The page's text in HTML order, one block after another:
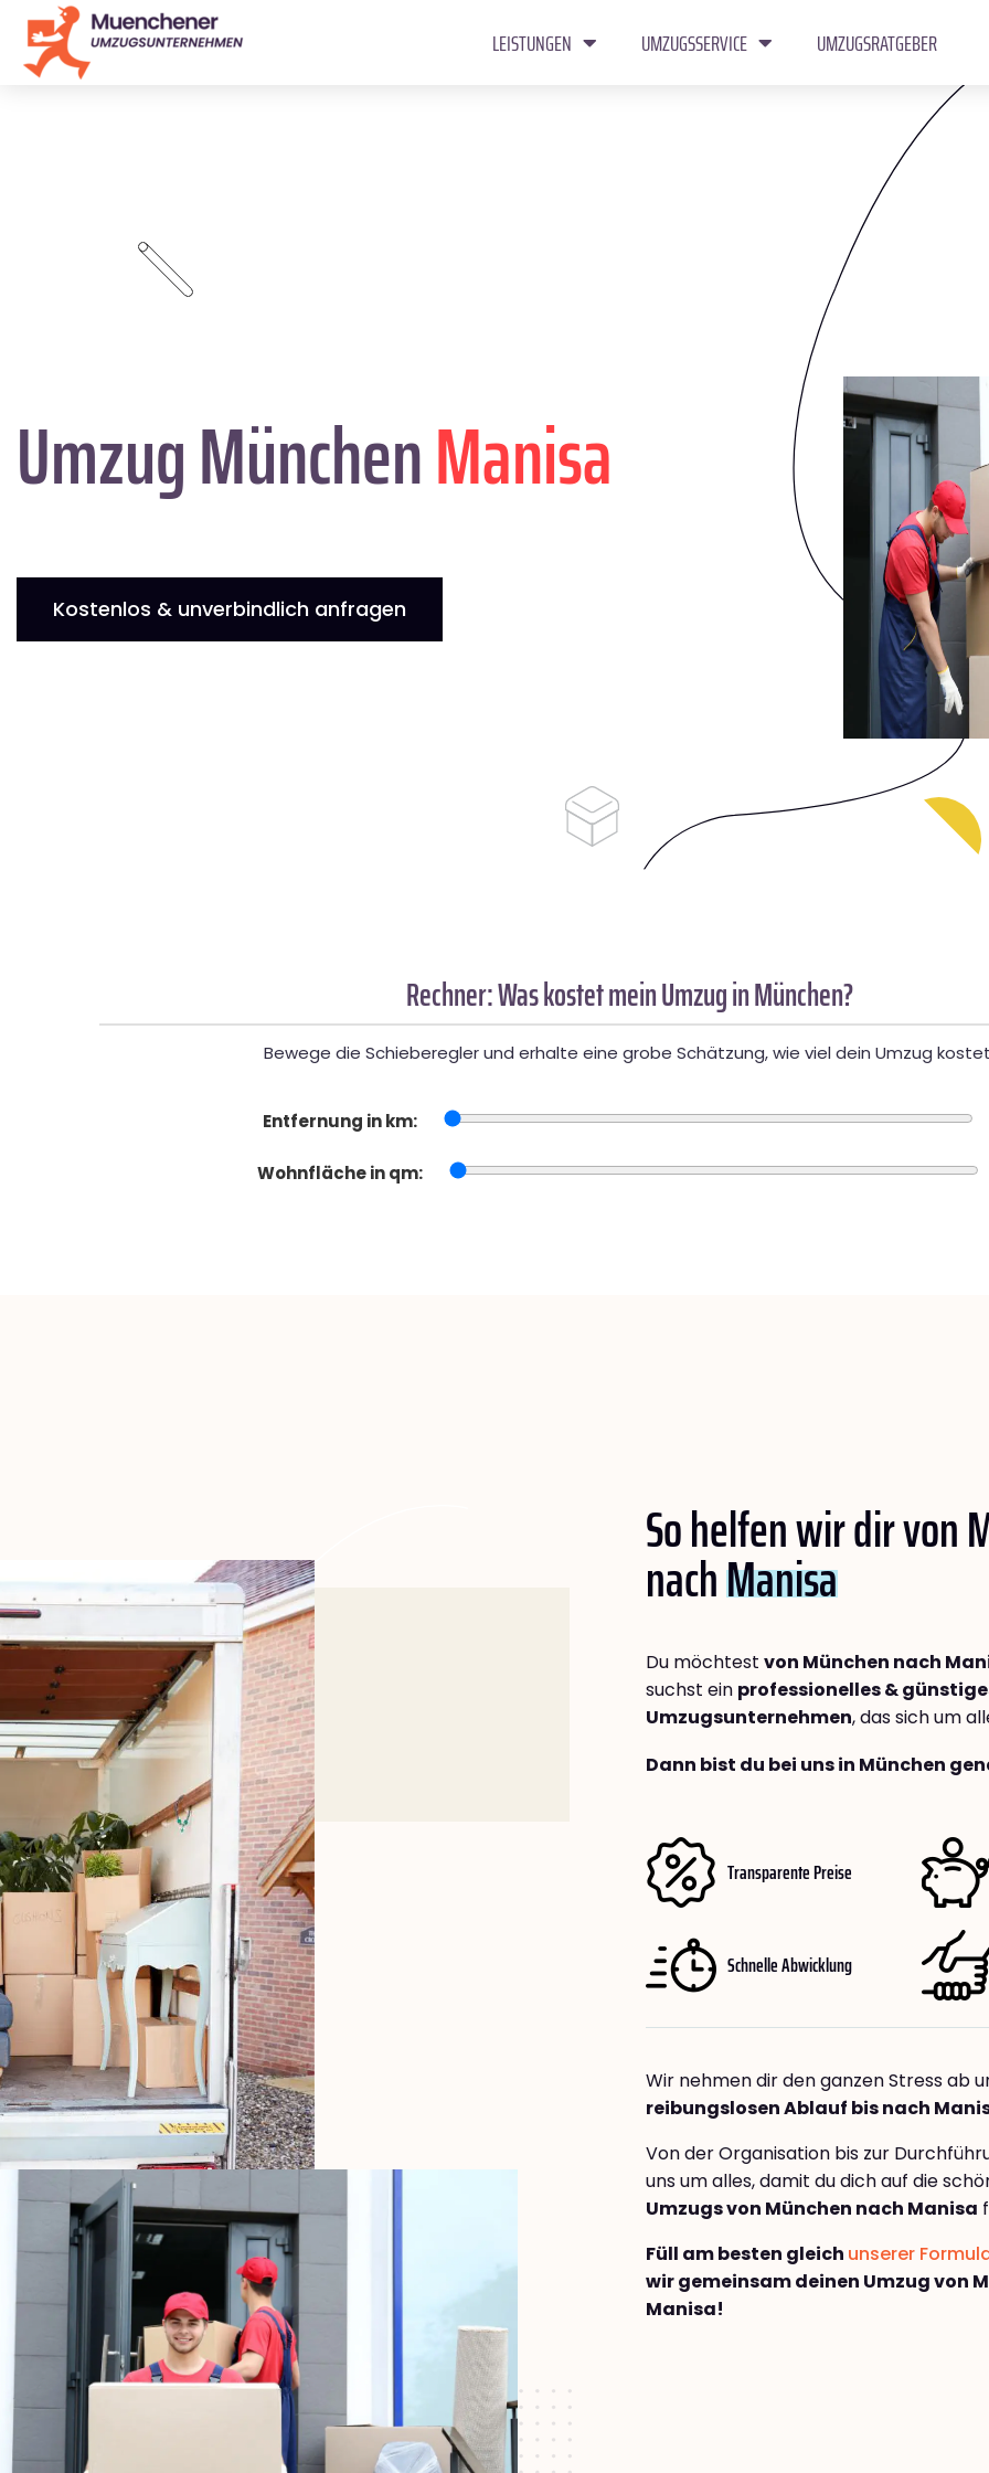
LEISTUNGEN UMZUGSSERVICE UMZUGSRATGEBER
Umzug MünchenManisa
Kostenlos & unverbindlich anfragen
Rechner: Was kostet mein Umzug in München?
Bewege die Schieberegler und erhalte eine grobe Schätzung, wie viel dein Umzug
Entfernung in km:
Wohnfläche in qm:
So helfen wir dir von
nachManisa
Du möchtest von München nach
suchst ein professionelles &
Umzugsunternehmen, das sich um
Dann bist du bei uns in München
Transparente Preise
Schnelle Abwicklung
Wir nehmen dir den ganzen Stress ab
reibungslosen Ablauf bis nach
Von der Organisation bis zur
uns um alles, damit du dich auf die
Umzugs von München nach Manisa
Füll am besten gleich unserer
wir gemeinsam deinen Umzug von
Manisa!